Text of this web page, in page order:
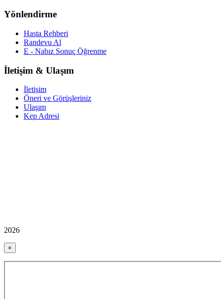
Yönlendirme
Hasta Rehberi
Randevu Al
E - Nabız Sonuç Öğrenme
İletişim & Ulaşım
İletişim
Öneri ve Görüşleriniz
Ulaşım
Kep Adresi
2026
×